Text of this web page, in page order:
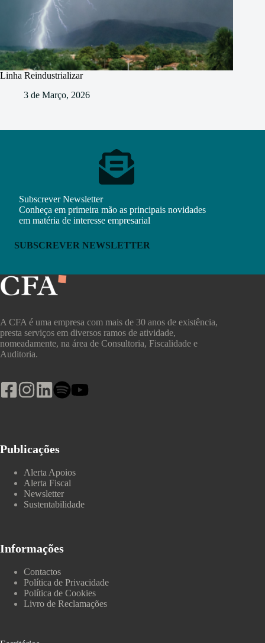
Linha Reindustrializar
3 de Março, 2026
Subscrever Newsletter
Conheça em primeira mão as principais novidades
em matéria de interesse empresarial
SUBSCREVER NEWSLETTER
A CFA é uma empresa com mais de 30 anos de existência,
presta serviços em diversos ramos de atividade,
nomeadamente, na área de Consultoria, Fiscalidade e
Auditoria.
Publicações
Alerta Apoios
Alerta Fiscal
Newsletter
Sustentabilidade
Informações
Contactos
Política de Privacidade
Política de Cookies
Livro de Reclamações